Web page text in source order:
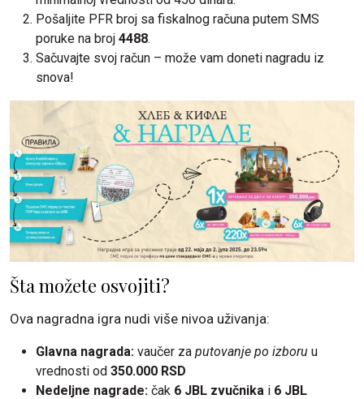
Pošaljite PFR broj sa fiskalnog računa putem SMS
poruke na broj 4488.
Sačuvajte svoj račun – može vam doneti nagradu iz
snova!
Šta možete osvojiti?
Ova nagradna igra nudi više nivoa uživanja:
Glavna nagrada: vaučer za putovanje po izboru u
vrednosti od 350.000 RSD
Nedeljne nagrade: čak 6 JBL zvučnika i 6 JBL